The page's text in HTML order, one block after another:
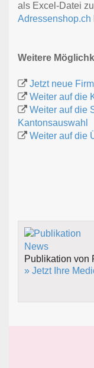
als Excel-Datei
Adressenshop.ch
Weitere
Jetzt neue
Weiter auf die
Weiter auf die
Kantonsauswahl
Weiter auf die
Publikation von
» Jetzt Ihre